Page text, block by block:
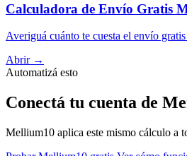
Calculadora de Envío Gratis
Averiguá cuánto te cuesta el envío
Abrir →
Automatizá esto
Conectá tu cuenta de
Mellium10 aplica este mismo cálculo a